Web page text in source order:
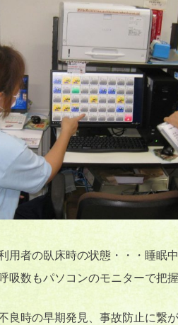
用者の臥床時の状態・・・睡眠
吸数もパソコンのモニターで把握
良時の早期発見、事故防止に繋